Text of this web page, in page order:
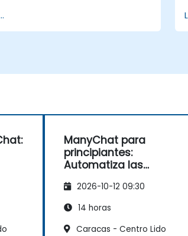
pruebas A/B para las
ManyChat para
principiantes:
Automatiza las
tus clientes
2026-10-12 09:30
14 horas
Caracas - Centro Lido